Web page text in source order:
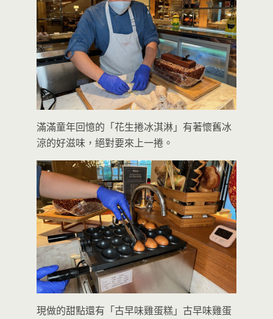
滿滿童年回憶的「花生捲冰淇淋」有著懷舊冰
涼的好滋味，絕對要來上一捲。
現做的甜點還有「古早味雞蛋糕」古早味雞蛋